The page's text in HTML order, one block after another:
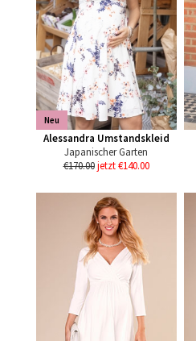
Neu
Alessandra Umstandskleid
Japanischer Garten
€170.00 jetzt €140.00